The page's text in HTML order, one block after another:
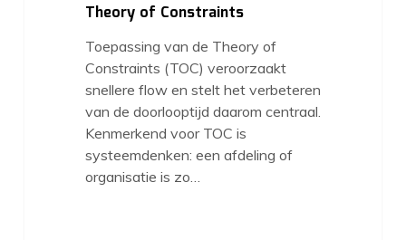
Theory of Constraints
Toepassing van de Theory of
Constraints (TOC) veroorzaakt
snellere flow en stelt het verbeteren
van de doorlooptijd daarom centraal.
Kenmerkend voor TOC is
systeemdenken: een afdeling of
organisatie is zo…